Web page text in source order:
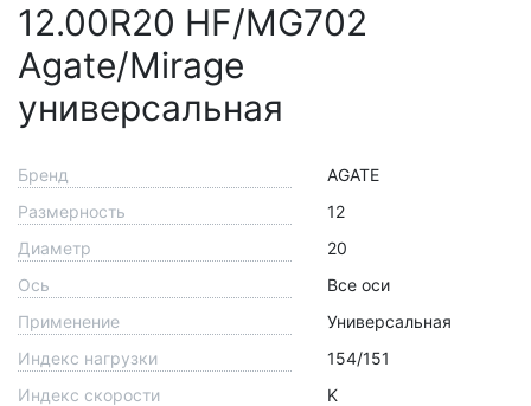
12.00R20 HF/MG702
Agate/Mirage
универсальная
Бренд
AGATE
Размерность
12
Диаметр
20
Ось
Все оси
Применение
Универсальная
Индекс нагрузки
154/151
Индекс скорости
K